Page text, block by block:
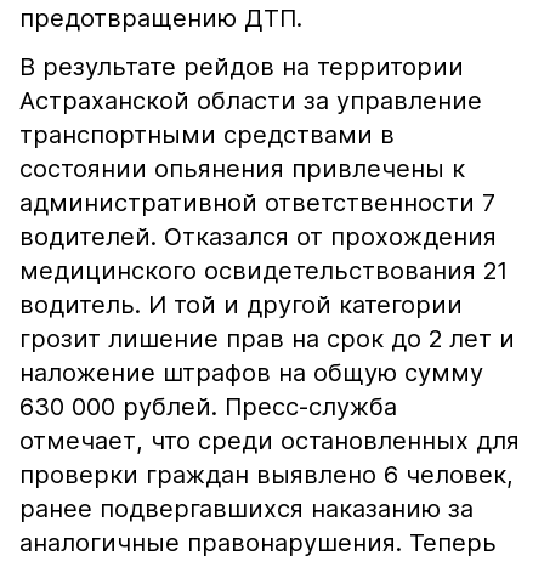
предотвращению ДТП.
В результате рейдов на территории
Астраханской области за управление
транспортными средствами в
состоянии опьянения привлечены к
административной ответственности 7
водителей. Отказался от прохождения
медицинского освидетельствования 21
водитель. И той и другой категории
грозит лишение прав на срок до 2 лет и
наложение штрафов на общую сумму
630 000 рублей. Пресс-служба
отмечает, что среди остановленных для
проверки граждан выявлено 6 человек,
ранее подвергавшихся наказанию за
аналогичные правонарушения. Теперь